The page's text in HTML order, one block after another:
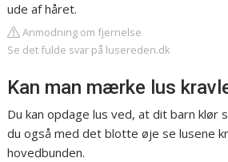
ude af håret.
Anmodning om fjernelse
Se det fulde svar på lusereden.dk
Kan man mærke lus
Du kan opdage lus ved, at dit barn klør
du også med det blotte øje se lusene
hovedbunden.